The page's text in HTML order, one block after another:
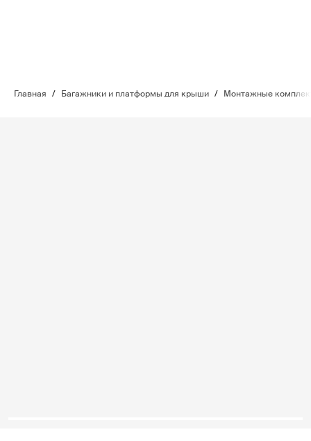
Главная / Багажники и платформы для крыши / Монтажные